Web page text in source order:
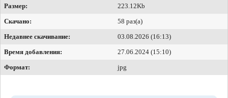
Размер:
223.12Kb
Скачано:
58 раз(а)
Недавнее скачивание:
03.08.2026 (16:13)
Время добавления:
27.06.2024 (15:10)
Формат:
jpg